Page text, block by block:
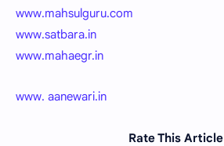
www.mahsulguru.com
www.satbara.in
www.mahaegr.in
www. aanewari.in
Rate This Article